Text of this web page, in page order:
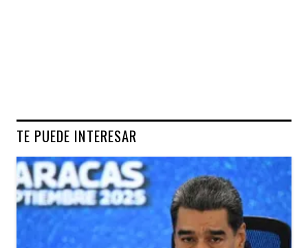
TE PUEDE INTERESAR